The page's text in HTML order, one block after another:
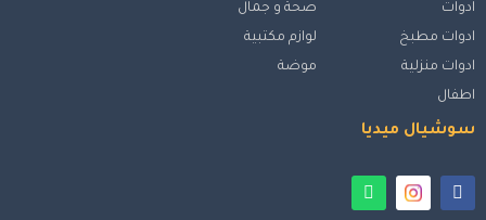
ادوات
ادوات مطبخ
ادوات منزلية
اطفال
صحة و جمال
لوازم مكتبية
موضة
سوشيال ميديا